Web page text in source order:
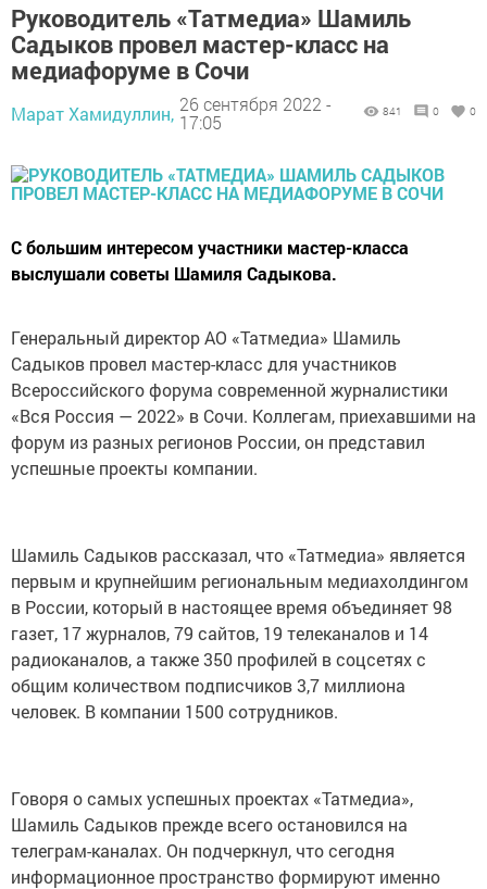
Руководитель «Татмедиа» Шамиль
Садыков провел мастер-класс на
медиафоруме в Сочи
Марат Хамидуллин, 26 сентября 2022 -
17:05
841 0 0
С большим интересом участники мастер-класса
выслушали советы Шамиля Садыкова.
Генеральный директор АО «Татмедиа» Шамиль
Садыков провел мастер-класс для участников
Всероссийского форума современной журналистики
«Вся Россия — 2022» в Сочи. Коллегам, приехавшими на
форум из разных регионов России, он представил
успешные проекты компании.
Шамиль Садыков рассказал, что «Татмедиа» является
первым и крупнейшим региональным медиахолдингом
в России, который в настоящее время объединяет 98
газет, 17 журналов, 79 сайтов, 19 телеканалов и 14
радиоканалов, а также 350 профилей в соцсетях с
общим количеством подписчиков 3,7 миллиона
человек. В компании 1500 сотрудников.
Говоря о самых успешных проектах «Татмедиа»,
Шамиль Садыков прежде всего остановился на
телеграм-каналах. Он подчеркнул, что сегодня
информационное пространство формируют именно